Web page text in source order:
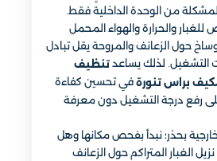
من الوحدة الداخلية فقط.
للغبار والحرارة والهواء المحمل
حول الزعانف والمروحة يقل تبادل
التشغيل. لذلك يساعد تنظيف
براس تنورة في تحسين كفاءة
على رفع درجة التشغيل دون معرفة
بحذر؛ نبدأ بفحص مكانها وهل
الغبار المتراكم حول الزعانف